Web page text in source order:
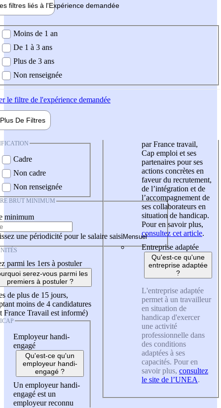
filtres liés à l'Expérience demandée
demandée
Moins de 1 an
De 1 à 3 ans
Plus de 3 ans
Non renseignée
le filtre de l'expérience demandée
Plus De Filtres
Cadre
Non cadre
Non renseignée
BRUT MINIMUM
minimum
une périodicité pour le salaire saisi
parmi les 1ers à postuler
serez-vous parmi les
premiers à postuler ?
de plus de 15 jours,
moins de 4 candidatures
France Travail est informé)
Employeur handi-
engagé
Qu'est-ce qu'un
employeur handi-
engagé ?
Un employeur handi-
engagé est un
employeur reconnu
par France travail,
Cap emploi et ses
partenaires pour ses
actions concrètes en
faveur du recrutement,
de l’intégration et de
l’accompagnement de
ses collaborateurs en
situation de handicap.
Pour en savoir plus,
consultez cet article.
Entreprise adaptée
Qu'est-ce qu'une
entreprise adaptée
?
L'entreprise adaptée
permet à un travailleur
en situation de
handicap d'exercer
une activité
professionnelle dans
des conditions
adaptées à ses
capacités. Pour en
savoir plus, consultez
le site de l’UNEA.